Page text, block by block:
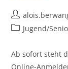
Jugend/
Ab sofort steht
Online-